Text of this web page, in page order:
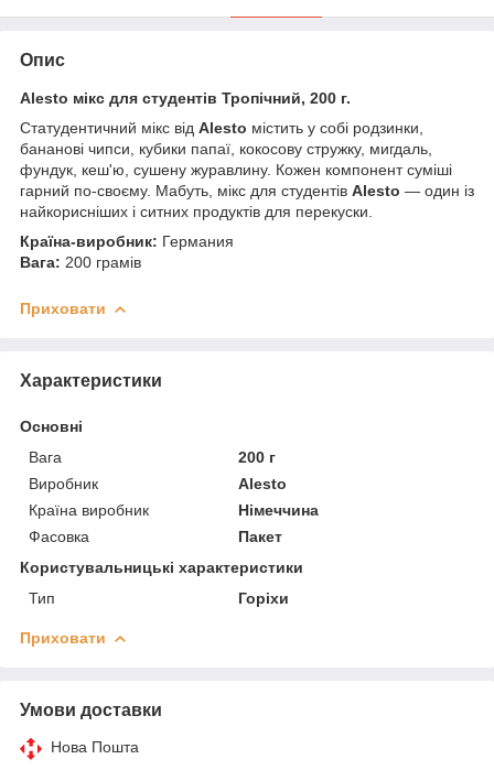
Опис
Alesto мікс для студентів Тропічний, 200 г.
Статудентичний мікс від Alesto містить у собі родзинки,
бананові чипси, кубики папаї, кокосову стружку, мигдаль,
фундук, кеш'ю, сушену журавлину. Кожен компонент суміші
гарний по-своєму. Мабуть, мікс для студентів Alesto — один із
найкорисніших і ситних продуктів для перекуски.
Країна-виробник: Германия
Вага: 200 грамів
Приховати
Характеристики
Основні
Вага
200 г
Виробник
Alesto
Країна виробник
Німеччина
Фасовка
Пакет
Користувальницькі характеристики
Тип
Горіхи
Приховати
Умови доставки
Нова Пошта